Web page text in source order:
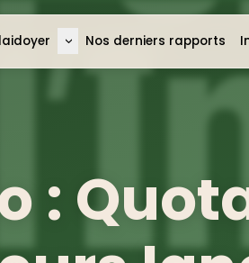
> Nos derniers rapports
: